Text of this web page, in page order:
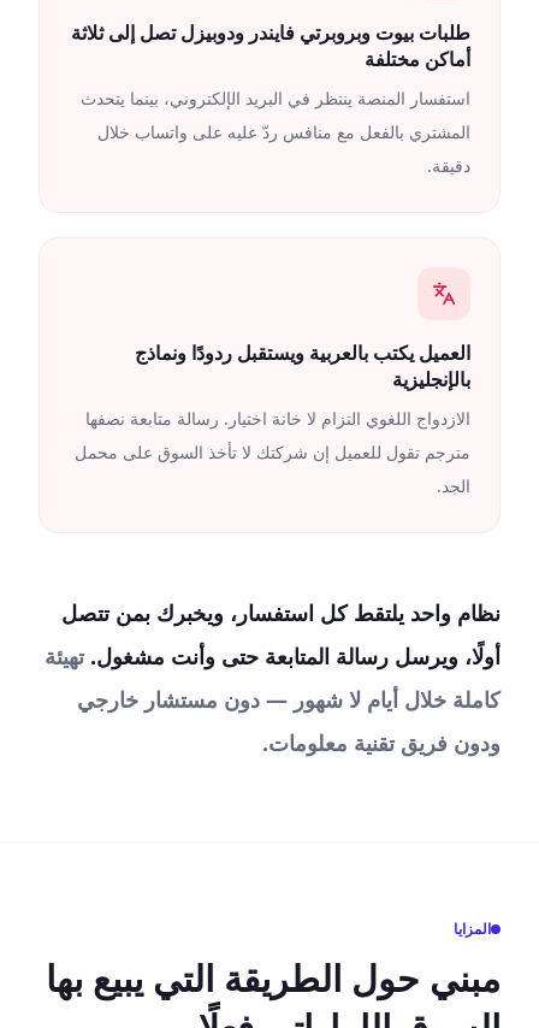
طلبات بيوت وبروبرتي فايندر ودوبيزل تصل إلى ثلاثة
أماكن مختلفة
استفسار المنصة ينتظر في البريد الإلكتروني، بينما يتحدث
المشتري بالفعل مع منافس ردّ عليه على واتساب خلال
دقيقة.
العميل يكتب بالعربية ويستقبل ردودًا ونماذج
بالإنجليزية
الازدواج اللغوي التزام لا خانة اختيار. رسالة متابعة نصفها
مترجم تقول للعميل إن شركتك لا تأخذ السوق على محمل
الجد.
نظام واحد يلتقط كل استفسار، ويخبرك بمن تتصل
أولًا، ويرسل رسالة المتابعة حتى وأنت مشغول. تهيئة
كاملة خلال أيام لا شهور — دون مستشار خارجي
ودون فريق تقنية معلومات.
المزايا
مبني حول الطريقة التي يبيع بها